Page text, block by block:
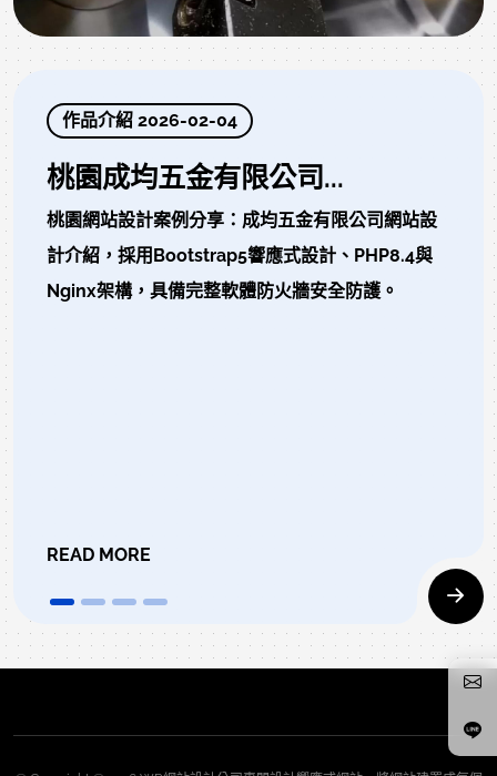
作品介紹 2026-02-04
桃園成均五金有限公司...
桃園網站設計案例分享：成均五金有限公司網站設
計介紹，採用Bootstrap5響應式設計、PHP8.4與
Nginx架構，具備完整軟體防火牆安全防護。
READ MORE